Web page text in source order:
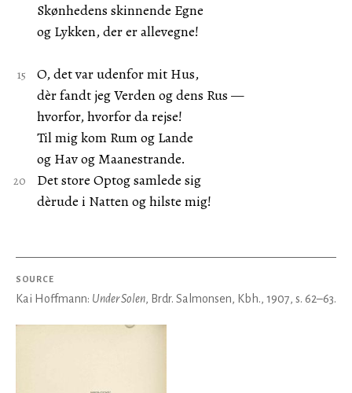
Skønhedens skinnende Egne
og Lykken, der er allevegne!
O, det var udenfor mit Hus,
dèr fandt jeg Verden og dens Rus —
hvorfor, hvorfor da rejse!
Til mig kom Rum og Lande
og Hav og Maanestrande.
Det store Optog samlede sig
dèrude i Natten og hilste mig!
SOURCE
Kai Hoffmann: Under Solen, Brdr. Salmonsen, Kbh., 1907, s. 62–63.